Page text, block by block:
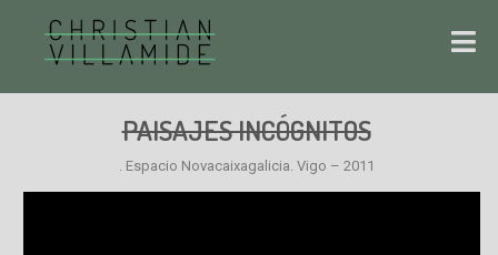
PAISAJES INCÓGNITOS
. Espacio Novacaixagalicia. Vigo – 2011